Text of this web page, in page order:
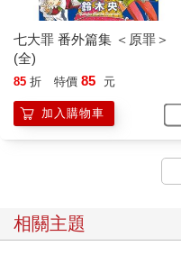
七大罪 番外篇集 ＜原罪＞
(全)
85 折 特價 85 元
加入購物車
相關主題